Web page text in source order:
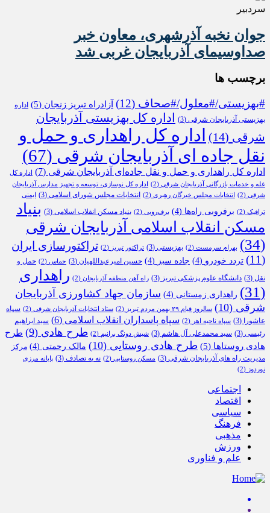
سردبیر
جوان نخبه آذرشهری، معاون خبر
صداوسیمای آذربایجان غربی شد
برچسب ها
#بهزیستی/#معلول/#صحاف (12) آزادراه تبریز زنجان (5)
اداره
بهزیستی آذربایجان شرقی (3)
اداره کل بهزیستی آذربایجان
شرقی (14)
اداره کل راهداری و حمل و
نقل جاده ای آذربایجان شرقی (67)
اداره کل راهداری و حمل و نقل جاده‌ای آذربایجان شرقی (7)
اداره کل
غله و خدمات بازرگانی آذربایجان شرقی (2)
اداره کل نوسازی، توسعه و تجهیز مدارس آذربایجان
شرقی (2) انتخابات مجلس خبرگان رهبری (2) انتخابات مجلس شورای اسلامی (3) ایمنی
ترافیک (2) برفروبی راه‌ها (4) برف‌روبی (2) بنیاد مسکن انقلاب اسلامی (3)
بنیاد
مسکن انقلاب اسلامی آذربایجان شرقی
(34)
بهرام سرمست (2) بهزیستی (3) تراکتور تبریز (2)
تراکتورسازی ایران
(11)
تردد خودرو (4) جاده سبز (4) حسین امیرعبداللهیان (3) حماس (2)
حمل و
نقل (3) دانشگاه علوم پزشکی تبریز (3) راه آهن منطقه آذربایجان (2)
راهداری
(31)
راهداری زمستانی (4)
سازمان جهاد کشاورزی آذربایجان
شرقی (10) سالروز قیام ۲۹ بهمن مردم تبریز (2) ستاد انتخابات آذربایجان شرقی (2)
سپاه
عاشورا
(3) سپاه ناحیه اهر (2) سپاه پاسداران انقلاب اسلامی (6)
سید ابراهیم
رئیسی (3) سید محمدعلی آل هاشم (3) شیش دونگ برانیم (2) طرح هادی (9)
طرح
هادی روستاها (5) طرح هادی روستایی (10) مالک رحمتی (4)
مرکز
مدیریت راه های آذربایجان شرقی (3) مسکن روستایی (2) نه به تصادف (3)
پایانه مرزی
نوردوز (2)
اجتماعی
اقتصاد
سیاسی
فرهنگ
مذهبی
ورزش
علم و فناوری